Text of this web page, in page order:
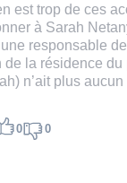
est trop de ces
à Sarah
responsable
de la résidence du
n’ait plus
0 0